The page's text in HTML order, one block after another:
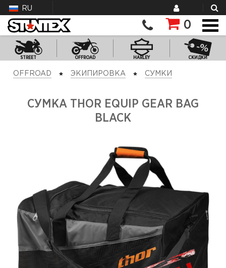
RU
0
STREET OFFROAD HARLEY СКИДКИ
OFFROAD ЭКИПИРОВКА СУМКИ
СУМКА THOR EQUIP GEAR BAG
BLACK